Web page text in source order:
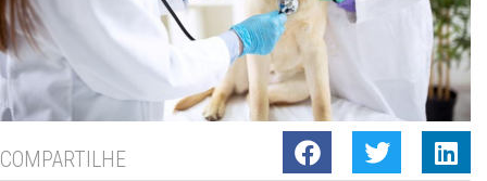
COMPARTILHE